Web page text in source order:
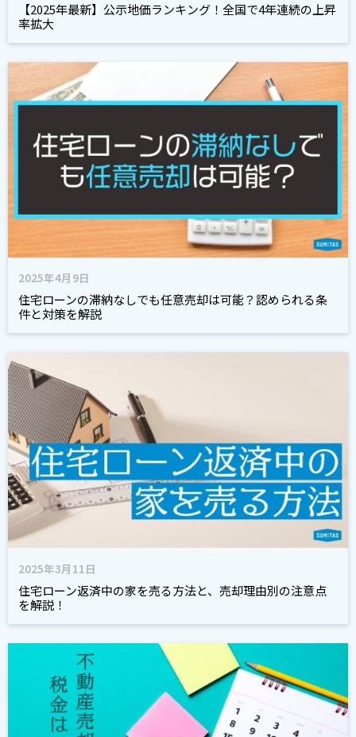
【2025年最新】公示地価ランキング！全国で4年連続の上昇
率拡大
2025年4月9日
住宅ローンの滞納なしでも任意売却は可能？認められる条
件と対策を解説
2025年3月11日
住宅ローン返済中の家を売る方法と、売却理由別の注意点
を解説！